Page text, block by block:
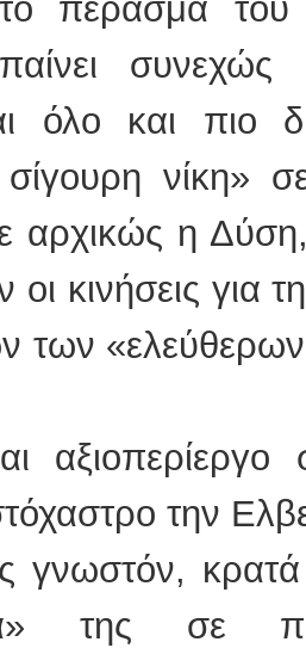
πέρασμα του
συνεχώς
όλο και πιο
σίγουρη νίκη»
αρχικώς η Δύση,
οι κινήσεις για
των
την
γνωστόν,
της σε